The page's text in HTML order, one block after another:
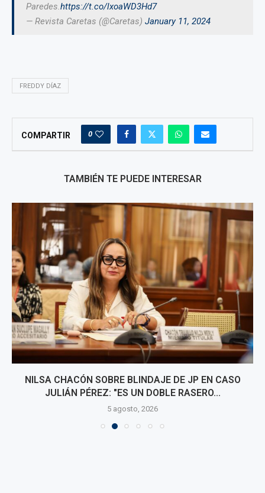
Paredes.https://t.co/lxoaWD3Hd7
— Revista Caretas (@Caretas) January 11, 2024
FREDDY DÍAZ
COMPARTIR 0
TAMBIÉN TE PUEDE INTERESAR
NILSA CHACÓN SOBRE BLINDAJE DE JP EN CASO
JULIÁN PÉREZ: "ES UN DOBLE RASERO...
5 agosto, 2026